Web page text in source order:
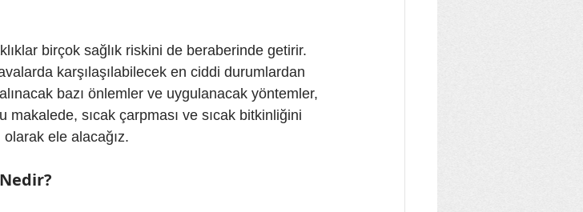
birçok sağlık riskini de beraberinde getirir.
karşılaşılabilecek en ciddi durumlardan
bazı önlemler ve uygulanacak yöntemler,
makalede, sıcak çarpması ve sıcak bitkinliğini
ele alacağız.